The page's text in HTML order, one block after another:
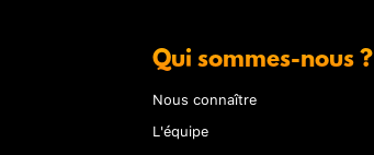
Qui sommes-nous ?
Nous connaître
L'équipe